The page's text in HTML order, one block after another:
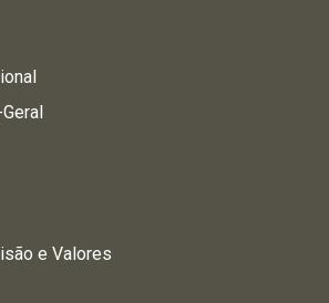
e Valores